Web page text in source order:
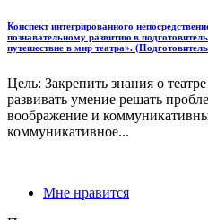
Конспект интегрированного
познавательному развитию в
путешествие в мир театра».
Цель: Закрепить знания о
развивать умение решать
воображение и
коммуникативное...
Мне нравится